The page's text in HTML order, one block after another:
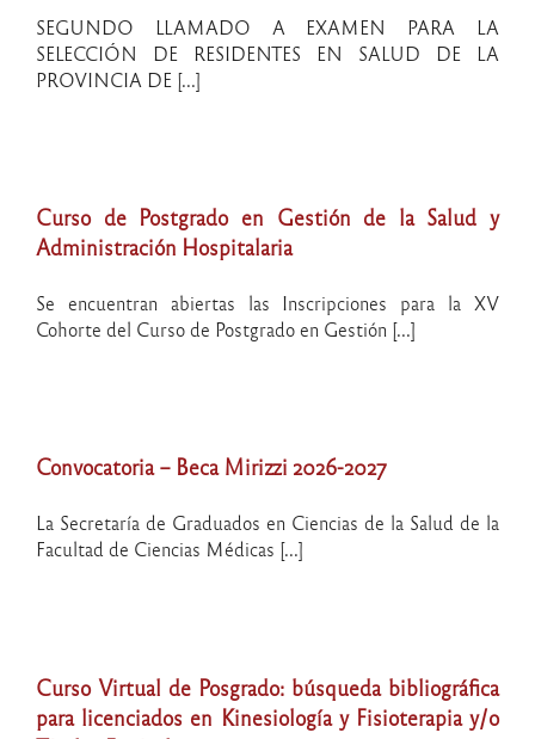
y/o Títulos
[...]
SEGUNDO LLAMADO A EXAMEN PARA LA
SELECCIÓN DE RESIDENTES EN SALUD DE LA
PROVINCIA DE [...]
Curso de Postgrado en Gestión de la Salud y
Administración Hospitalaria
Se encuentran abiertas las Inscripciones para la XV
Cohorte del Curso de Postgrado en Gestión [...]
Convocatoria – Beca Mirizzi 2026-2027
La Secretaría de Graduados en Ciencias de la Salud de la
Facultad de Ciencias Médicas [...]
Curso Virtual de Posgrado: búsqueda bibliográfica
para licenciados en Kinesiología y Fisioterapia y/o